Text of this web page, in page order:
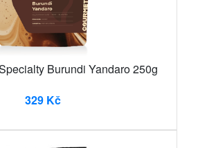
Burundi Yandaro 250g
329 Kč